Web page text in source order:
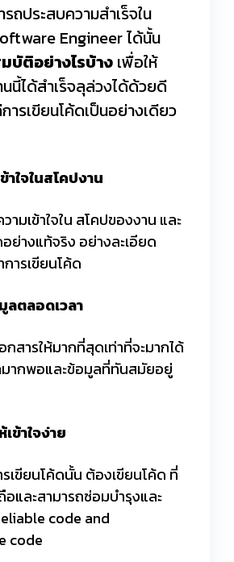
ถประสบความสำเร็จใน
Engineer ได้นั้น
บัติอย่างไรบ้าง เพื่อให้
นนี้ได้สำเร็จลุล่วงได้ด้วยดี
ารเขียนโค้ดเป็นอย่างเดียว
าใจในสโคปงาน
ามเข้าใจใน สโคปของงาน และ
างแท้จริง อย่างละเอียด
ารเขียนโค้ด
ลตลอดเวลา
กสารให้มากที่สุดเท่าที่จะมากได้
ากพอและข้อมูลที่ทันสมัยอยู่
ข้าใจง่าย
รเขียนโค้ดนั้น ต้องเขียนโค้ด ที่
อและสามารถซ่อมบำรุงและ
code and
code